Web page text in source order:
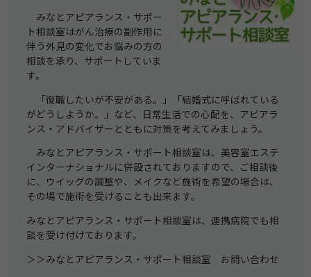
みなとアピアランス・サポー
ト相談室はがん治療の副作用に
伴う外見の変化でお悩みの方の
相談を承り、サポートしていま
す。
「復職したいが不安がある。」「結婚式に呼ばれている
がどうしようか。」など、日常生活での心配を、アピアラ
ンス・アドバイザーとともに対策を考えてみましょう。
みなとアピアランス・サポート相談室は、美容室エステ
インターナショナルに併設されておりますので、ご相談後
に、ウイッグの調整や、メイクなど施術を希望の場合は、
その場で施術を受けることも出来ます。
みなとアピアランス・サポート相談室は、連携病院でも相
談を受け付けております。
＞＞みなとアピアランス・サポート相談室 お問い合わせ